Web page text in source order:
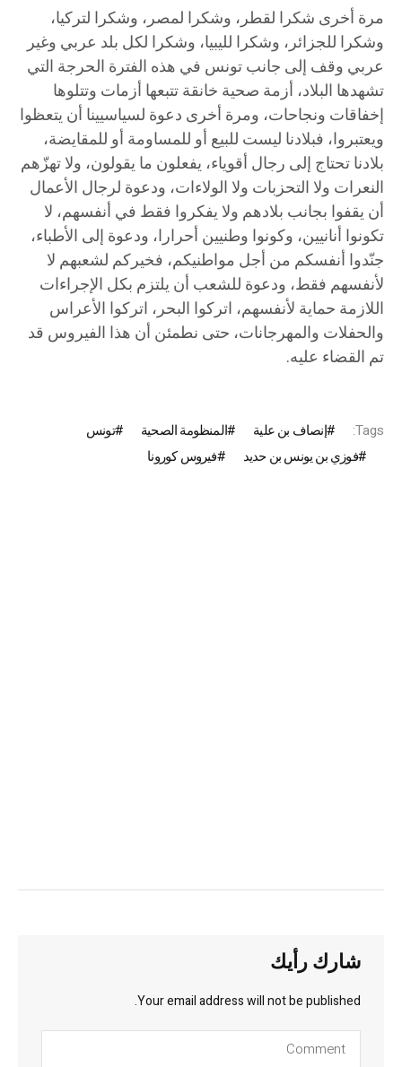
مرة أخرى شكرا لقطر، وشكرا لمصر، وشكرا لتركيا،
وشكرا للجزائر، وشكرا لليبيا، وشكرا لكل بلد عربي وغير
عربي وقف إلى جانب تونس في هذه الفترة الحرجة التي
تشهدها البلاد، أزمة صحية خانقة تتبعها أزمات وتتلوها
إخفاقات ونجاحات، ومرة أخرى دعوة لسياسيينا أن يتعظوا
ويعتبروا، فبلادنا ليست للبيع أو للمساومة أو للمقايضة،
بلادنا تحتاج إلى رجال أقوياء، يفعلون ما يقولون، ولا تهزّهم
النعرات ولا التحزبات ولا الولاءات، ودعوة لرجال الأعمال
أن يقفوا بجانب بلادهم ولا يفكروا فقط في أنفسهم، لا
تكونوا أنانيين، وكونوا وطنيين أحرارا، ودعوة إلى الأطباء،
جنّدوا أنفسكم من أجل مواطنيكم، فخيركم لشعبهم لا
لأنفسهم فقط، ودعوة للشعب أن يلتزم بكل الإجراءات
اللازمة حماية لأنفسهم، اتركوا البحر، اتركوا الأعراس
والحفلات والمهرجانات، حتى نطمئن أن هذا الفيروس قد
تم القضاء عليه.
Tags: إنصاف بن علية المنظومة الصحية
تونس
فوزي بن يونس بن حديد
فيروس كورونا
شارك رأيك
Your email address will not be published.